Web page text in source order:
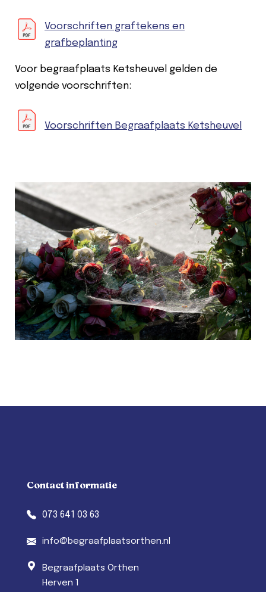
Voorschriften graftekens en
grafbeplanting
Voor begraafplaats Ketsheuvel gelden de
volgende voorschriften:
Voorschriften Begraafplaats Ketsheuvel
Contact informatie
073 641 03 63
info@begraafplaatsorthen.nl
Begraafplaats Orthen
Herven 1